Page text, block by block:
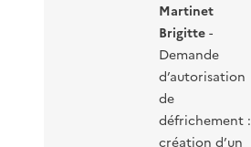
Martinet
Brigitte-
Demande
d’autorisation
de
défrichement :
création d’un